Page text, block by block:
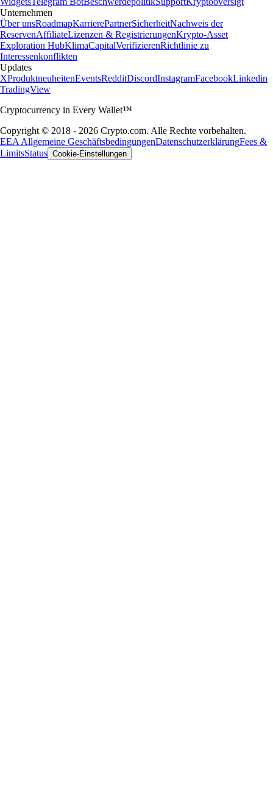
Unternehmen
Über unsRoadmapKarrierePartnerSicherheitNachweis der
ReservenAffiliateLizenzen & RegistrierungenKrypto-Asset
Exploration HubKlimaCapitalVerifizierenRichtlinie zu
Interessenkonflikten
Updates
XProduktneuheitenEventsRedditDiscordInstagramFacebookLinkedin
TradingView
Cryptocurrency in Every Wallet™
Copyright © 2018 - 2026 Crypto.com. Alle Rechte vorbehalten.
EEA Allgemeine GeschäftsbedingungenDatenschutzerklärungFees &
LimitsStatus Cookie-Einstellungen